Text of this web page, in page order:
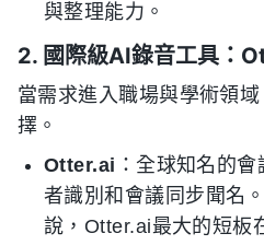
與整理能力。
2. 國際級AI錄音工具：
當需求進入職場與學術領
擇。
Otter.ai ：全球知名的
者識別和會議同步聞名
說，Otter.ai最大的短板